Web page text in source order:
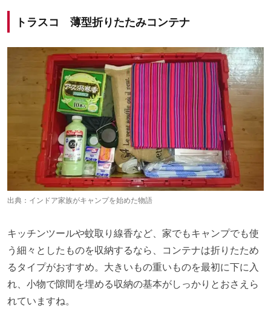
トラスコ 薄型折りたたみコンテナ
出典： インドア家族がキャンプを始めた物語
キッチンツールや蚊取り線香など、家でもキャンプでも使
う細々としたものを収納するなら、コンテナは折りたため
るタイプがおすすめ。大きいもの重いものを最初に下に入
れ、小物で隙間を埋める収納の基本がしっかりとおさえら
れていますね。